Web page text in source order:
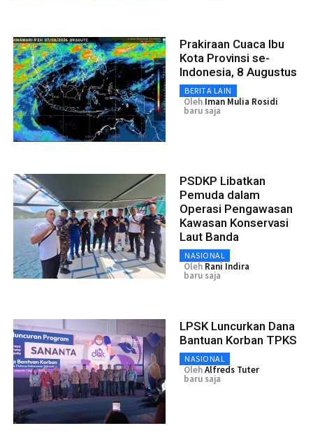
Prakiraan Cuaca Ibu
Kota Provinsi se-
Indonesia, 8 Augustus
BERITA LAIN
Oleh Iman Mulia Rosidi
baru saja
PSDKP Libatkan
Pemuda dalam
Operasi Pengawasan
Kawasan Konservasi
Laut Banda
NASIONAL
Oleh Rani Indira
baru saja
LPSK Luncurkan Dana
Bantuan Korban TPKS
NASIONAL
OlehAlfreds Tuter
baru saja